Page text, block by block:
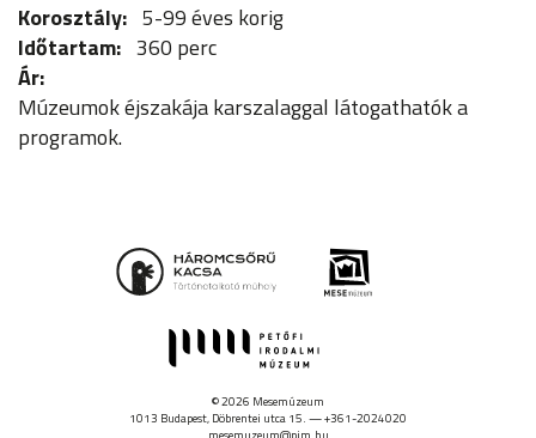
Korosztály
5-99 éves korig
Időtartam
360 perc
Ár
Múzeumok éjszakája karszalaggal látogathatók a
programok.
© 2026 Mesemúzeum
1013 Budapest, Döbrentei utca 15. — +361-2024020